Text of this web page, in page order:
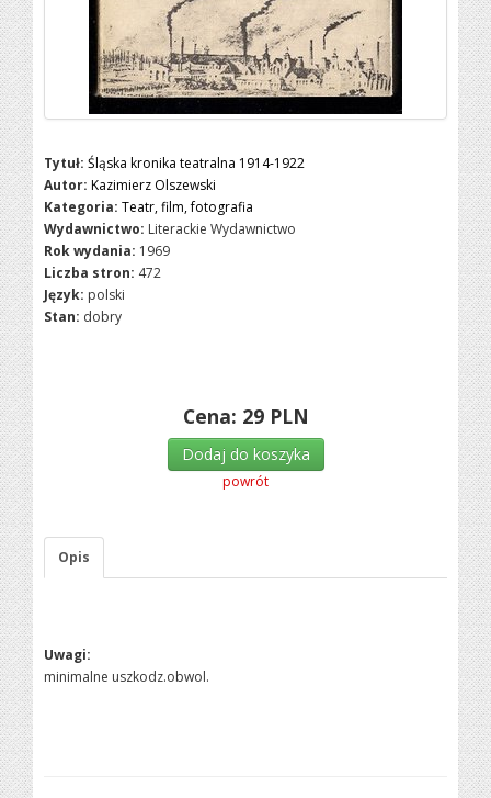
Tytuł: Śląska kronika teatralna 1914-1922
Autor: Kazimierz Olszewski
Kategoria: Teatr, film, fotografia
Wydawnictwo: Literackie Wydawnictwo
Rok wydania: 1969
Liczba stron: 472
Język: polski
Stan: dobry
Cena: 29 PLN
Dodaj do koszyka
powrót
Opis
Uwagi:
minimalne uszkodz.obwol.